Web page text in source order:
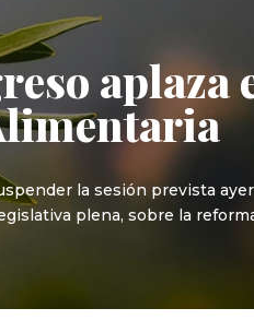
aplaza
la sesión prevista
plena, sobre la